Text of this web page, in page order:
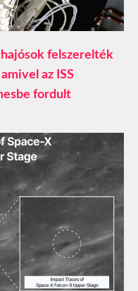
felszerelték
az ISS
fordult